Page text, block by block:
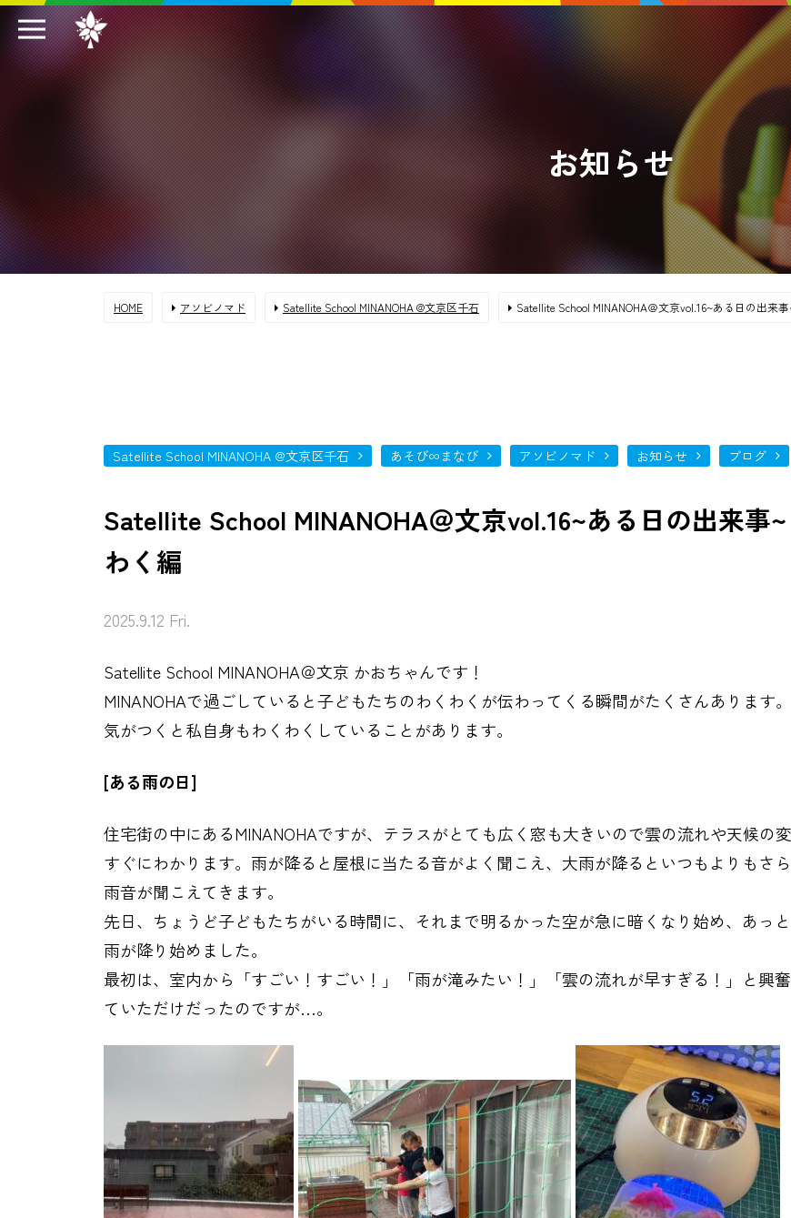
お知らせ
HOME アソビノマド Satellite School MINANOHA @文京区千石 Satellite School MINANOHA＠文京vol.16~ある日の出来
Satellite School MINANOHA @文京区千石 あそび∞まなび アソビノマド お知らせ ブログ
Satellite School MINANOHA＠文京vol.16~ある日の出来事~
わく編
2025.9.12 Fri.
Satellite School MINANOHA＠文京 かおちゃんです！
MINANOHAで過ごしていると子どもたちのわくわくが伝わってくる瞬間がたくさんあります。
気がつくと私自身もわくわくしていることがあります。
[ある雨の日]
住宅街の中にあるMINANOHAですが、テラスがとても広く窓も大きいので雲の流れや天候の
すぐにわかります。雨が降ると屋根に当たる音がよく聞こえ、大雨が降るといつもよりもさ
雨音が聞こえてきます。
先日、ちょうど子どもたちがいる時間に、それまで明るかった空が急に暗くなり始め、あっ
雨が降り始めました。
最初は、室内から「すごい！すごい！」「雨が滝みたい！」「雲の流れが早すぎる！」と興
ていただけだったのですが…。